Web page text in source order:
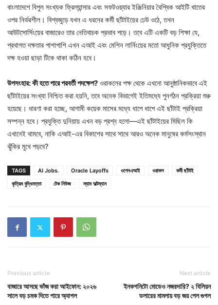
বাংলাদেশে বিপুল সংখ্যক ফ্রিল্যান্সার এবং সফটওয়্যার ইঞ্জিনিয়ার বৈশ্বিক আইটি খাতের
ওপর নির্ভরশীল। বিশ্বজুড়ে যখন এ ধরনের কর্মী ছাঁটাইয়ের ঢেউ ওঠে, তখন
আউটসোর্সিংয়ের বাজারেও তার নেতিবাচক প্রভাব পড়ে। তবে এটি একটি বড় শিক্ষা যে,
প্রথাগত দক্ষতার পাশাপাশি এখন এআই এবং মেশিন লার্নিংয়ের মতো আধুনিক প্রযুক্তিতে
দক্ষ হওয়া ছাড়া টিকে থাকা কঠিন হবে।
উপসংহার: কী হতে পারে পরবর্তী পদক্ষেপ? ওরাকলের পক্ষ থেকে এখনো আনুষ্ঠানিকভাবে এই
ছাঁটাইয়ের সংখ্যা নিশ্চিত করা হয়নি, তবে অনেক বিভাগেই ইতিমধ্যে পুনর্গঠন প্রক্রিয়া শুরু
হয়েছে। ধারণা করা হচ্ছে, আগামী কয়েক মাসের মধ্যে ধাপে ধাপে এই ছাঁটাই প্রক্রিয়া
সম্পন্ন হবে। প্রযুক্তি দুনিয়ায় এখন বড় প্রশ্ন হলো—এই ছাঁটাইয়ের মিছিল কি
এখানেই থামবে, নাকি এআই-এর বিকাশের সাথে সাথে আরও অনেক মানুষের কর্মসংস্থান
ঝুঁকির মুখে পড়বে?
TAGS AI Jobs. Oracle Layoffs ওপেনএআই ওরাকল
কর্মী ছাঁটাই
কৃত্রিম বুদ্ধিমত্তা
টেক নিউজ স্যাম অল্টম্যান
Previous article
বাজারে আসছে ভাঁজ করা আইফোন: ২০২৬
সালে বড় চমক দিতে পারে অ্যাপল
Next article
ইনকগনিটো মোডেও নজরদারি? ২ বিলিয়ন
ডলারের মামলায় বড় জয় পেল গুগল